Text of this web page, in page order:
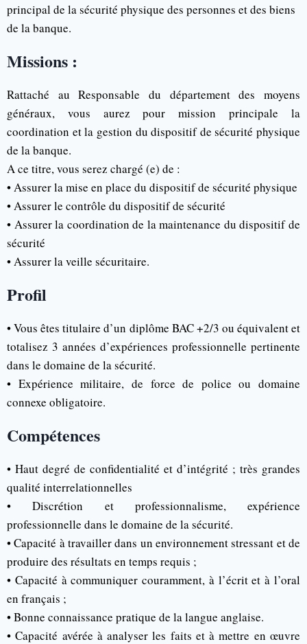
principal de la sécurité physique des personnes et des biens
de la banque.
Missions :
Rattaché au Responsable du département des moyens
généraux, vous aurez pour mission principale la
coordination et la gestion du dispositif de sécurité physique
de la banque.
A ce titre, vous serez chargé (e) de :
• Assurer la mise en place du dispositif de sécurité physique
• Assurer le contrôle du dispositif de sécurité
• Assurer la coordination de la maintenance du dispositif de
sécurité
• Assurer la veille sécuritaire.
Profil
• Vous êtes titulaire d’un diplôme BAC +2/3 ou équivalent et
totalisez 3 années d’expériences professionnelle pertinente
dans le domaine de la sécurité.
• Expérience militaire, de force de police ou domaine
connexe obligatoire.
Compétences
• Haut degré de confidentialité et d’intégrité ; très grandes
qualité interrelationnelles
• Discrétion et professionnalisme, expérience
professionnelle dans le domaine de la sécurité.
• Capacité à travailler dans un environnement stressant et de
produire des résultats en temps requis ;
• Capacité à communiquer couramment, à l’écrit et à l’oral
en français ;
• Bonne connaissance pratique de la langue anglaise.
• Capacité avérée à analyser les faits et à mettre en œuvre